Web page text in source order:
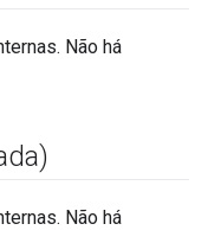
Não há
Não há